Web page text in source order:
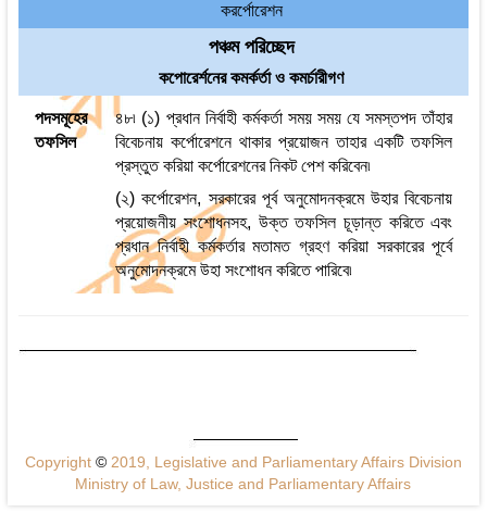
করর্পোরেশন
পঞ্চম পরিচ্ছেদ
কপোরের্শনের কমর্কর্তা ও কমর্চারীগণ
পদসমূহের
তফসিল
৪৮৷ (১) প্রধান নির্বাহী কর্মকর্তা সময় সময় যে সমস্তপদ তাঁহার
বিবেচনায় কর্পোরেশনে থাকার প্রয়োজন তাহার একটি তফসিল
প্রস্তুত করিয়া কর্পোরেশনের নিকট পেশ করিবেন৷
(২) কর্পোরেশন, সরকারের পূর্ব অনুমোদনক্রমে উহার বিবেচনায়
প্রয়োজনীয় সংশোধনসহ, উক্ত তফসিল চূড়ান্ত করিতে এবং
প্রধান নির্বাহী কর্মকর্তার মতামত গ্রহণ করিয়া সরকারের পূর্বে
অনুমোদনক্রমে উহা সংশোধন করিতে পারিবে৷
Copyright ©2019, Legislative and Parliamentary Affairs Division
Ministry of Law, Justice and Parliamentary Affairs